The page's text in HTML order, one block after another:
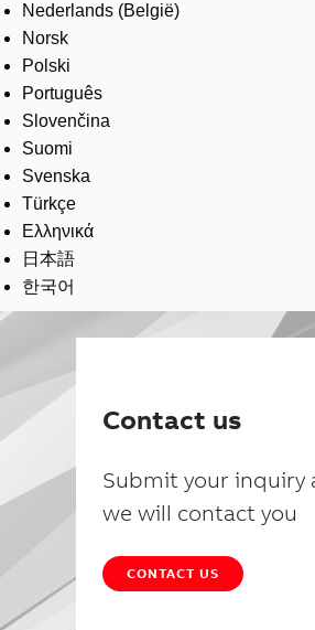
Nederlands (België)
Norsk
Polski
Português
Slovenčina
Suomi
Svenska
Türkçe
Ελληνικά
日本語
한국어
Contact us
Submit your inquiry
we will contact you
CONTACT US